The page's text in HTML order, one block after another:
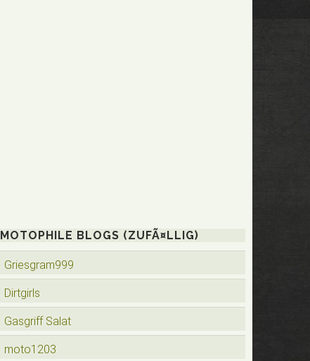
MOTOPHILE BLOGS (ZUFÃ¤LLIG)
Griesgram999
Dirtgirls
Gasgriff Salat
moto1203